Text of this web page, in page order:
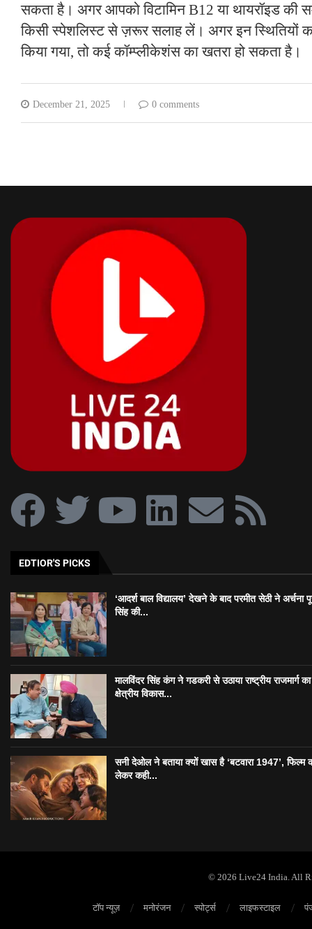
सकता है। अगर आपको विटामिन B12 या थायरॉइड की
किसी स्पेशलिस्ट से ज़रूर सलाह लें। अगर इन स्थितियों
किया गया, तो कई कॉम्प्लीकेशंस का खतरा हो सकता है।
December 21, 2025 0 comments
EDTIOR'S PICKS
‘आदर्श बाल विद्यालय’ देखने के बाद परमीत सेठी ने अर्चना
सिंह की...
मालविंदर सिंह कंग ने गडकरी से उठाया राष्ट्रीय राजमार्ग का
क्षेत्रीय विकास...
सनी देओल ने बताया क्यों खास है ‘बटवारा 1947’, फिल्म
लेकर कही...
© 2026 Live24 India. All
टॉप न्यूज़ मनोरंजन स्पोर्ट्स लाइफस्टाइल